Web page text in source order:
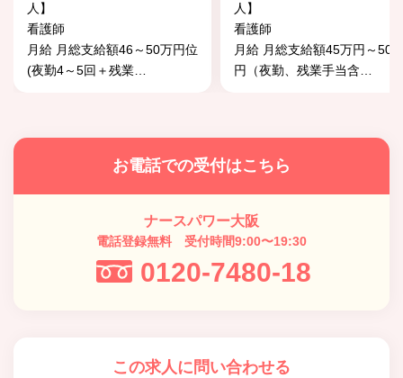
人】
看護師
月給 月総支給額46～50万円位
(夜勤4～5回＋残業…
人】
看護師
月給 月総支給額45万円～50
円（夜勤、残業手当含…
お電話での受付はこちら
ナースパワー大阪
電話登録無料 受付時間9:00〜19:30
0120-7480-18
この求人に問い合わせる